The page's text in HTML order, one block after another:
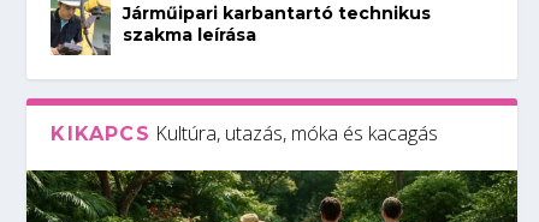
Járműipari karbantartó technikus
szakma leírása
KIKAPCS Kultúra, utazás, móka és kacagás